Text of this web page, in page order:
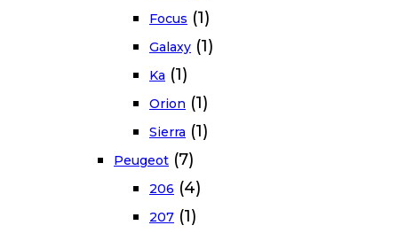
Focus (1)
Galaxy (1)
Ka (1)
Orion (1)
Sierra (1)
Peugeot (7)
206 (4)
207 (1)